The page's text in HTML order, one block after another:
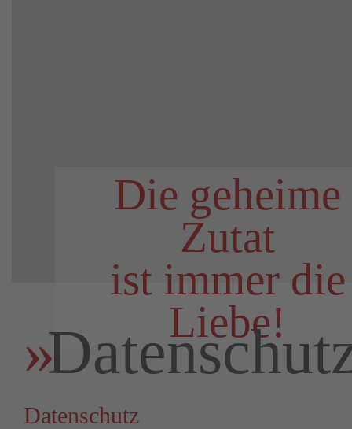
Die geheime
Zutat
ist immer die
Liebe!
Datenschutz